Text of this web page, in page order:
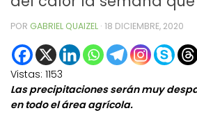
POR GABRIEL QUAIZEL · 18 DICIEMBRE, 2020
Vistas: 1153
Las precipitaciones serán muy
en todo el área agrícola.